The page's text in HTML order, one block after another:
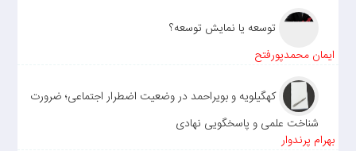
توسعه یا نمایش توسعه؟
ایمان محمدپورفتح
کهگیلویه و بویراحمد در وضعیت اضطرار اجتماعی؛ ضرورت
شناخت علمی و پاسخگویی نهادی
بهرام پرندوار